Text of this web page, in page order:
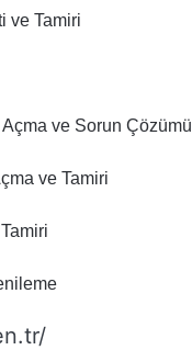
ve Tamiri
Açma ve Sorun Çözümü
ve Tamiri